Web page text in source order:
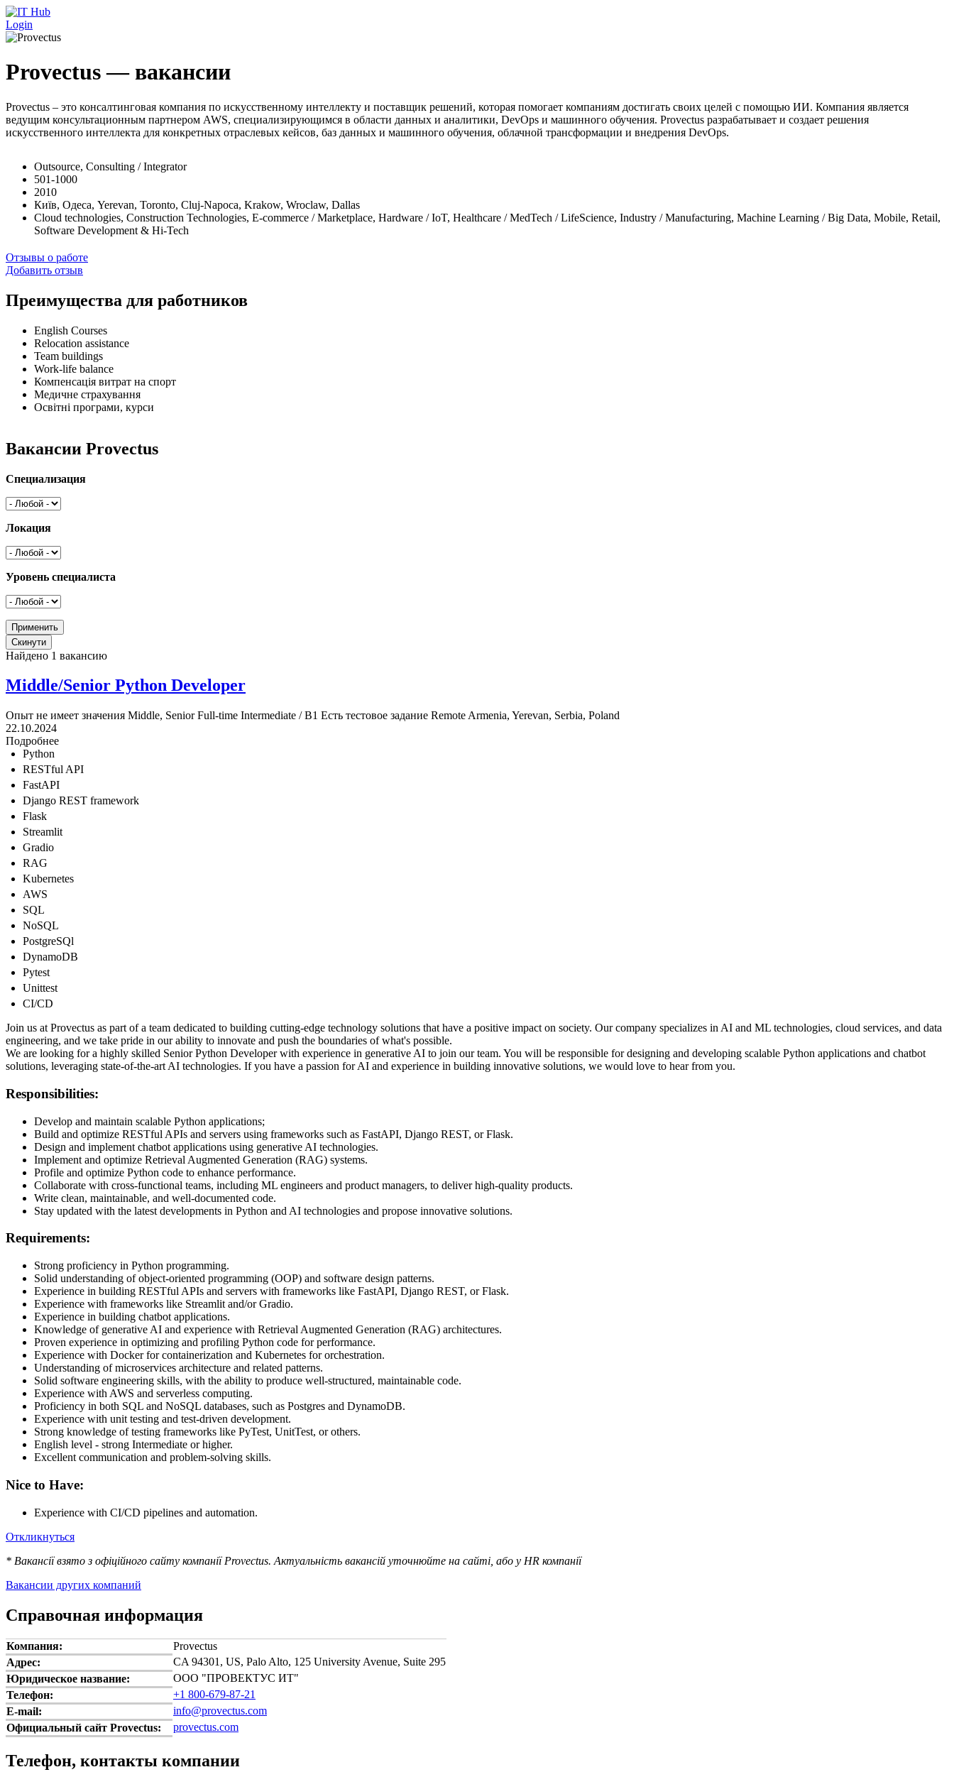
Перейти к основному содержанию
Login
Provectus — вакансии
Provectus – это консалтинговая компания по искусственному интеллекту и поставщик решений, которая помогает компаниям достигать своих целей с помощью ИИ. Компания является
ведущим консультационным партнером AWS, специализирующимся в области данных и аналитики, DevOps и машинного обучения. Provectus разрабатывает и создает решения
искусственного интеллекта для конкретных отраслевых кейсов, баз данных и машинного обучения, облачной трансформации и внедрения DevOps.
Outsource, Consulting / Integrator
501-1000
2010
Київ, Одеса, Yerevan, Toronto, Cluj-Napoca, Krakow, Wroclaw, Dallas
Cloud technologies, Construction Technologies, E-commerce / Marketplace, Hardware / IoT, Healthcare / MedTech / LifeScience, Industry / Manufacturing, Machine Learning / Big Data, Mobile, Retail,
Software Development & Hi-Tech
Отзывы о работе
Добавить отзыв
Преимущества для работников
English Courses
Relocation assistance
Team buildings
Work-life balance
Компенсація витрат на спорт
Медичне страхування
Освітні програми, курси
Вакансии Provectus
Специализация
Локация
Уровень специалиста
Найдено 1 вакансию
Middle/Senior Python Developer
Опыт не имеет значения Middle, Senior Full-time Intermediate / B1 Есть тестовое задание Remote Armenia, Yerevan, Serbia, Poland
22.10.2024
Подробнее
Python
RESTful API
FastAPI
Django REST framework
Flask
Streamlit
Gradio
RAG
Kubernetes
AWS
SQL
NoSQL
PostgreSQl
DynamoDB
Pytest
Unittest
CI/CD
Join us at Provectus as part of a team dedicated to building cutting-edge technology solutions that have a positive impact on society. Our company specializes in AI and ML technologies, cloud services, and data
engineering, and we take pride in our ability to innovate and push the boundaries of what's possible.
We are looking for a highly skilled Senior Python Developer with experience in generative AI to join our team. You will be responsible for designing and developing scalable Python applications and chatbot
solutions, leveraging state-of-the-art AI technologies. If you have a passion for AI and experience in building innovative solutions, we would love to hear from you.
Responsibilities:
Develop and maintain scalable Python applications;
Build and optimize RESTful APIs and servers using frameworks such as FastAPI, Django REST, or Flask.
Design and implement chatbot applications using generative AI technologies.
Implement and optimize Retrieval Augmented Generation (RAG) systems.
Profile and optimize Python code to enhance performance.
Collaborate with cross-functional teams, including ML engineers and product managers, to deliver high-quality products.
Write clean, maintainable, and well-documented code.
Stay updated with the latest developments in Python and AI technologies and propose innovative solutions.
Requirements:
Strong proficiency in Python programming.
Solid understanding of object-oriented programming (OOP) and software design patterns.
Experience in building RESTful APIs and servers with frameworks like FastAPI, Django REST, or Flask.
Experience with frameworks like Streamlit and/or Gradio.
Experience in building chatbot applications.
Knowledge of generative AI and experience with Retrieval Augmented Generation (RAG) architectures.
Proven experience in optimizing and profiling Python code for performance.
Experience with Docker for containerization and Kubernetes for orchestration.
Understanding of microservices architecture and related patterns.
Solid software engineering skills, with the ability to produce well-structured, maintainable code.
Experience with AWS and serverless computing.
Proficiency in both SQL and NoSQL databases, such as Postgres and DynamoDB.
Experience with unit testing and test-driven development.
Strong knowledge of testing frameworks like PyTest, UnitTest, or others.
English level - strong Intermediate or higher.
Excellent communication and problem-solving skills.
Nice to Have:
Experience with CI/CD pipelines and automation.
Откликнуться
* Вакансії взято з офіційного сайту компанії Provectus. Актуальність вакансій уточнюйте на сайті, або у HR компанії
Вакансии других компаний
Справочная информация
Компания:
Provectus
Адрес:
CA 94301, US, Palo Alto, 125 University Avenue, Suite 295
Юридическое название:
ООО "ПРОВЕКТУС ИТ"
Телефон:
+1 800-679-87-21
E-mail:
info@provectus.com
Официальный сайт Provectus:
provectus.com
Телефон, контакты компании